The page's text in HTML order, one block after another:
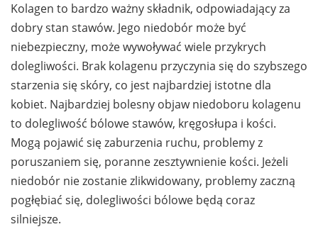
Kolagen to bardzo ważny składnik, odpowiadający za
dobry stan stawów. Jego niedobór może być
niebezpieczny, może wywoływać wiele przykrych
dolegliwości. Brak kolagenu przyczynia się do szybszego
starzenia się skóry, co jest najbardziej istotne dla
kobiet. Najbardziej bolesny objaw niedoboru kolagenu
to dolegliwość bólowe stawów, kręgosłupa i kości.
Mogą pojawić się zaburzenia ruchu, problemy z
poruszaniem się, poranne zesztywnienie kości. Jeżeli
niedobór nie zostanie zlikwidowany, problemy zaczną
pogłębiać się, dolegliwości bólowe będą coraz
silniejsze.